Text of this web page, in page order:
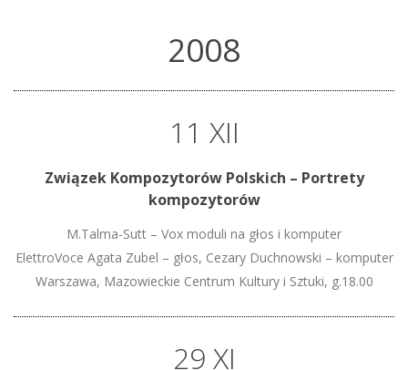
2008
11 XII
Związek Kompozytorów Polskich – Portrety
kompozytorów
M.Talma-Sutt – Vox moduli na głos i komputer
ElettroVoce Agata Zubel – głos, Cezary Duchnowski – komputer
Warszawa, Mazowieckie Centrum Kultury i Sztuki, g.18.00
29 XI